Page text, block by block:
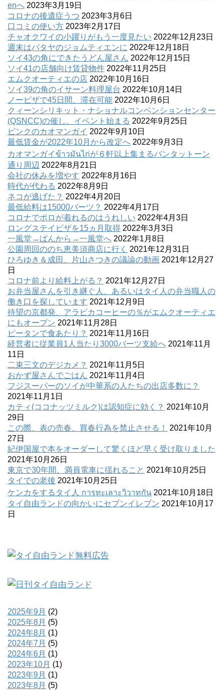
enへ 2023年3月19日
コロナの後遺症うつ 2023年3月6日
口コミの使い方 2023年2月17日
チャオクワイの小躍りがもう一度見たい 2022年12月23日
週末はパタヤのジョムティエンに 2022年12月18日
ソイ43の角にできたうどん屋さん 2022年12月15日
ソイ41の店舗向け賃貸物件 2022年11月25日
エムクオーティエの店 2022年10月16日
ソイ39の角のイサーン料理屋台 2022年10月14日
ノービザで45日間、滞在可能 2022年10月6日
クィーンシリキット・ナショナルコンベンションセンター
(QSNCC)の催し、イベント始まる 2022年9月25日
ピンクのカオマンガイ 2022年9月10日
最低賃金が2022年10月から改定へ 2022年9月3日
カオマンガイข้าวมันไก่が６軒以上集まるバンタットーン
通り周辺 2022年8月21日
会社の休みを増やす 2022年8月16日
時代が代わる 2022年8月9日
ネコが逃げた？ 2022年4月20日
最低給料は15000バーツ？ 2022年4月17日
コロナでポロが着れるのはうれしい 2022年4月3日
ロングステイビザを15ヵ月取得 2022年3月3日
一風堂→ばんから→一風堂へ 2022年1月8日
公園周回ののち恵美須商店に行く
2021年12月31日
ひろゆき＆成田、片山さつきの議論の動画 2021年12月27
日
コロナ前より給料上がる？ 2021年12月27日
お弁当屋さんを引き継ぐ人、あるいはタイ人の弁当職人の
働き口を探しています 2021年12月9日
待望の京都発、アラビカコーヒーの％がエムクオーティエ
にもオープン 2021年11月28日
ピータンで食あたり？ 2021年11月16日
経営者に従業員1人当たり3000バーツ支給へ 2021年11月
11日
二束三文のデジカメ？ 2021年11月5日
おかず屋さんでごはん 2021年11月4日
フジスーパーのソイが中華系の人たちの出店多数に？
2021年11月1日
カティ(ココナッツミルク)は認知症に効く？ 2021年10月
29日
この際、表の売春、買春行為を禁止させる！
2021年10月
27日
紀伊国屋で本をオーダーして驚くほど早く受け取りました
2021年10月26日
東京で30年間、満員電車に揺れること 2021年10月25日
タイでの老後 2021年10月25日
ケンカをするタイ人 การทะเลาะวิวาทกัน 2021年10月18日
タイ自由ランドの向かいにセブンイレブン 2021年10月17
日
2025年9月 (2)
2025年8月 (5)
2024年8月 (1)
2024年7月 (5)
2024年6月 (1)
2023年10月 (1)
2023年9月 (1)
2023年8月 (5)